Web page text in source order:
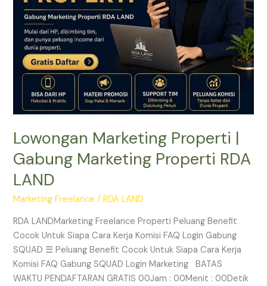
Lowongan Marketing Properti |
Gabung Marketing Properti RDA
LAND
Marketing Freelance /RDA LAND
RDA LANDMarketing Freelance Properti Peluang Benefit
Cocok Untuk Siapa Cara Kerja Komisi FAQ Login Gabung
SQUAD ☰ Peluang Benefit Cocok Untuk Siapa Cara Kerja
Komisi FAQ Gabung SQUAD Login Marketing BATAS
WAKTU PENDAFTARAN GRATIS 00Jam : 00Menit : 00Detik
RDA
LAND